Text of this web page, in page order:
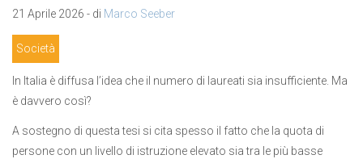
21 Aprile 2026 - di Marco Seeber
Società
In Italia è diffusa l’idea che il numero di laureati sia insufficiente. Ma
è davvero così?
A sostegno di questa tesi si cita spesso il fatto che la quota di
persone con un livello di istruzione elevato sia tra le più basse